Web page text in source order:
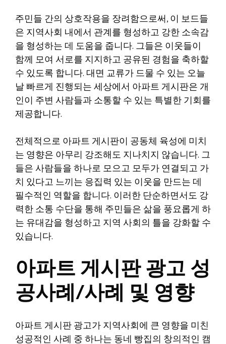
주민들 간의 상호작용을 장려함으로써, 이 보드들
은 지역사회 내에서 관계를 형성하고 강한 소속감
을 형성하는 데 도움을 줍니다. 그들은 이웃들이
함께 모여 서로를 지지하고 공유된 경험을 축하할
수 있도록 합니다. 대면 교류가 드물 수 있는 오늘
날 빠르게 진행되는 세상에서 아파트 게시판은 개
인이 주변 사람들과 소통할 수 있는 특별한 기회를
제공합니다.
전체적으로 아파트 게시판이 공동체 육성에 미치
는 영향은 아무리 강조해도 지나치지 않습니다. 그
들은 사람들을 하나로 모으고 모두가 연결되고 가
치 있다고 느끼는 응집력 있는 이웃을 만드는 데
필수적인 역할을 합니다. 이러한 단순하면서도 강
력한 소통 수단을 통해 주민들은 삶을 풍요롭게 하
는 유대감을 형성하고 지역 사회의 틀을 강화할 수
있습니다.
아파트 게시판 광고 성
공사례/사례 및 영향
아파트 게시판 광고가 지역사회에 큰 영향을 미친
성공적인 사례 중 하나는 동네 빵집의 창의적인 캠